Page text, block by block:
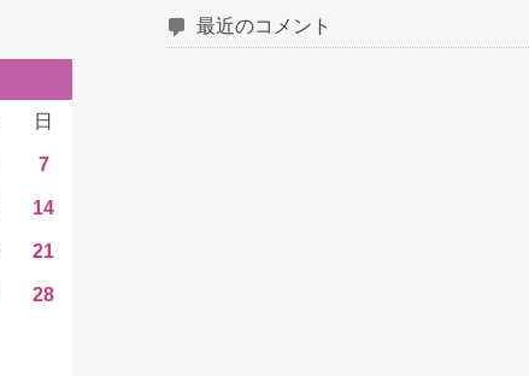
日
7
14
21
28
最近のコメント